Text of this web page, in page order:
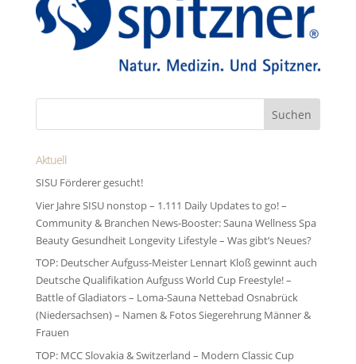
Aktuell
SISU Förderer gesucht!
Vier Jahre SISU nonstop – 1.111 Daily Updates to go! –
Community & Branchen News-Booster: Sauna Wellness Spa
Beauty Gesundheit Longevity Lifestyle – Was gibt’s Neues?
TOP: Deutscher Aufguss-Meister Lennart Kloß gewinnt auch
Deutsche Qualifikation Aufguss World Cup Freestyle! –
Battle of Gladiators – Loma-Sauna Nettebad Osnabrück
(Niedersachsen) – Namen & Fotos Siegerehrung Männer &
Frauen
TOP: MCC Slovakia & Switzerland – Modern Classic Cup